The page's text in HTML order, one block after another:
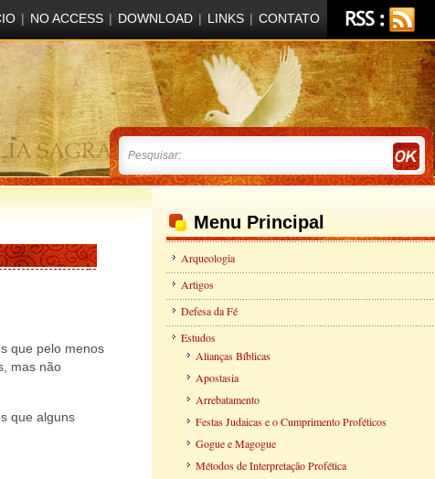
| NO ACCESS | DOWNLOAD | LINKS | CONTATO
que pelo menos
mas não
que alguns
Menu Principal
Arqueologia
Artigos
Defesa da Fé
Estudos
Alianças Bíblicas
Apostasia
Arrebatamento
Festas Judaicas e o Cumprimento Proféticos
Gogue e Magogue
Métodos de Interpretação Profética